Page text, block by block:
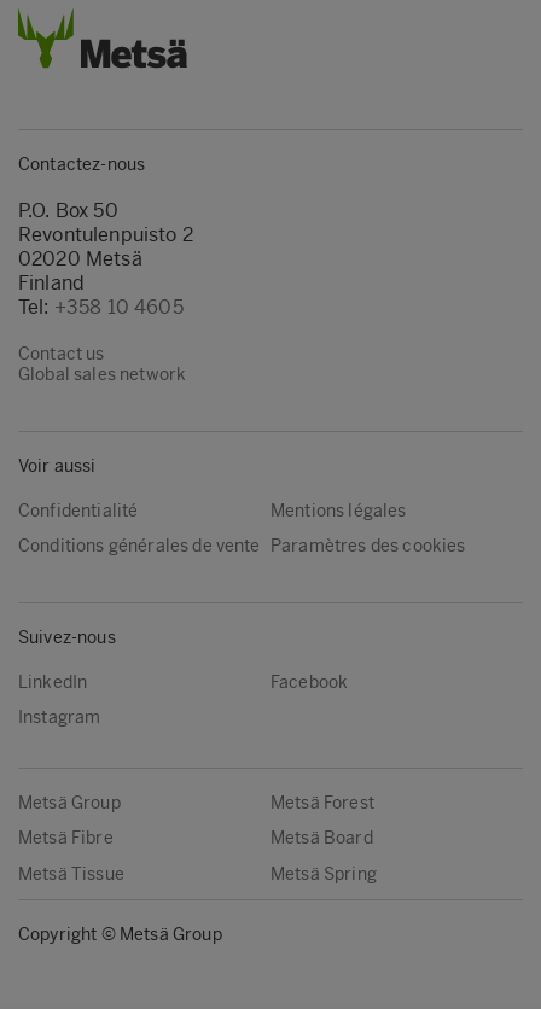
Contactez-nous
P.O. Box 50
Revontulenpuisto 2
02020 Metsä
Finland
Tel: +358 10 4605
Contact us
Global sales network
Voir aussi
Confidentialité
Mentions légales
Conditions générales de vente
Paramètres des cookies
Suivez-nous
LinkedIn
Facebook
Instagram
Metsä Group
Metsä Forest
Metsä Fibre
Metsä Board
Metsä Tissue
Metsä Spring
Copyright © Metsä Group